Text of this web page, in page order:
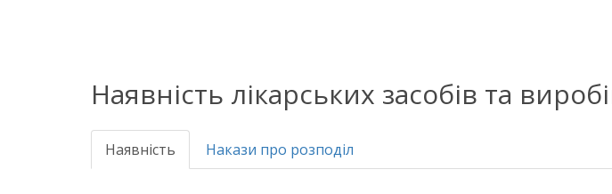
Наявність лікарських засобів та
Наявність Накази про розподіл